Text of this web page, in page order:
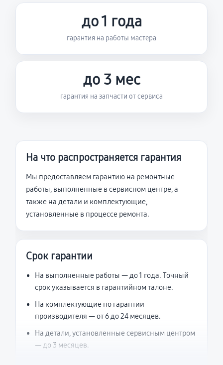
до 1 года
гарантия на работы мастера
до 3 мес
гарантия на запчасти от сервиса
На что распространяется гарантия
Мы предоставляем гарантию на ремонтные
работы, выполненные в сервисном центре, а
также на детали и комплектующие,
установленные в процессе ремонта.
Срок гарантии
На выполненные работы — до 1 года. Точный
срок указывается в гарантийном талоне.
На комплектующие по гарантии
производителя — от 6 до 24 месяцев.
На детали, установленные сервисным центром
— до 3 месяцев.